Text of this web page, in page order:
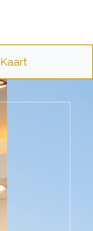
Kaart